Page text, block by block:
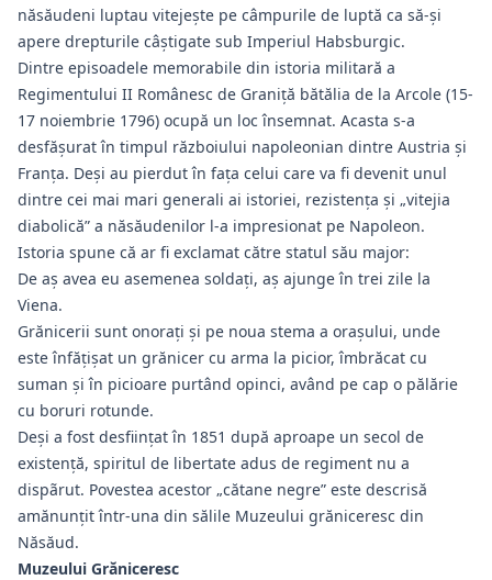
năsăudeni luptau vitejeşte pe câmpurile de luptă ca să-şi
apere drepturile câştigate sub Imperiul Habsburgic.
Dintre episoadele memorabile din istoria militară a
Regimentului II Românesc de Graniță bătălia de la Arcole (15-
17 noiembrie 1796) ocupă un loc însemnat. Acasta s-a
desfășurat în timpul războiului napoleonian dintre Austria şi
Franţa. Deși au pierdut în faţa celui care va fi devenit unul
dintre cei mai mari generali ai istoriei, rezistența și „vitejia
diabolică” a năsăudenilor l-a impresionat pe Napoleon.
Istoria spune că ar fi exclamat către statul său major:
De aş avea eu asemenea soldați, aş ajunge în trei zile la
Viena.
Grănicerii sunt onorați și pe noua stema a orașului, unde
este înfățișat un grănicer cu arma la picior, îmbrăcat cu
suman și în picioare purtând opinci, având pe cap o pălărie
cu boruri rotunde.
Deşi a fost desfiinţat în 1851 după aproape un secol de
existență, spiritul de libertate adus de regiment nu a
dispãrut. Povestea acestor „cătane negre” este descrisă
amănunțit într-una din sălile Muzeului grăniceresc din
Năsăud.
Muzeului Grăniceresc